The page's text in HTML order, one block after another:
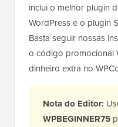
inclui o melhor plugin
WordPress e o plugin
Basta seguir nossas
o código promocional
dinheiro extra no
Nota do Editor:
WPBEGINNER75